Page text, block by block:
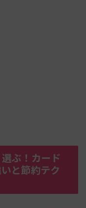
ぶ！カード
と節約テク